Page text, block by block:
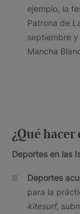
ejemplo, la
Patrona de
septiembre
Mancha
¿Qué hacer
Deportes en las
Deportes
para la
kitesurf,